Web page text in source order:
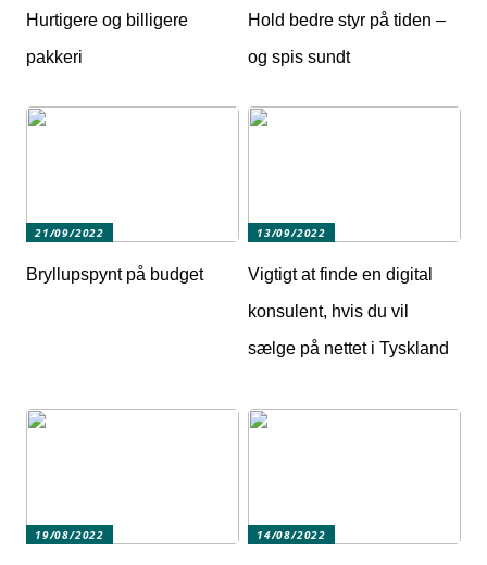
Hurtigere og billigere
pakkeri
Hold bedre styr på tiden –
og spis sundt
21/09/2022
Bryllupspynt på budget
13/09/2022
Vigtigt at finde en digital
konsulent, hvis du vil
sælge på nettet i Tyskland
19/08/2022 14/08/2022